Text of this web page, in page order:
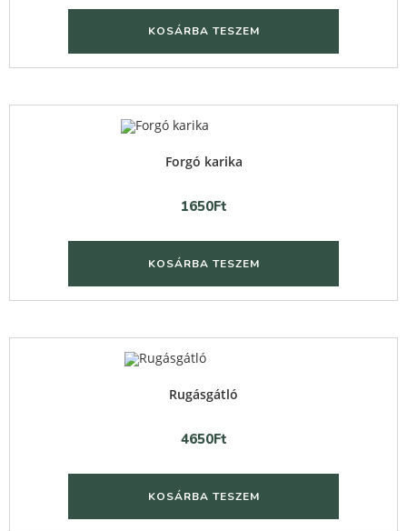
KOSÁRBA TESZEM
Forgó karika
1650Ft
KOSÁRBA TESZEM
Rugásgátló
4650Ft
KOSÁRBA TESZEM